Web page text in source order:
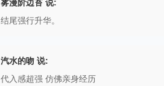
雾漫阶边苔 说:
结尾强行升华。
汽水的吻 说:
代入感超强 仿佛亲身经历